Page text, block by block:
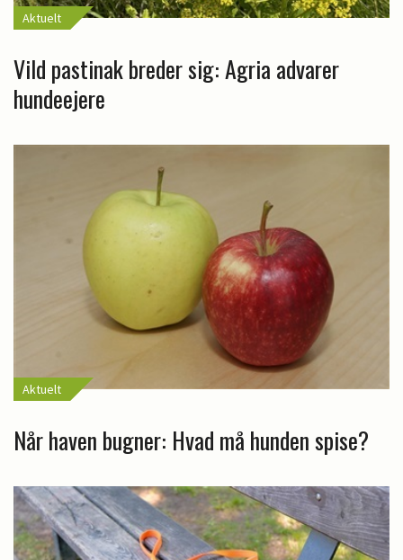
Aktuelt
Vild pastinak breder sig: Agria advarer
hundeejere
Aktuelt
Når haven bugner: Hvad må hunden spise?